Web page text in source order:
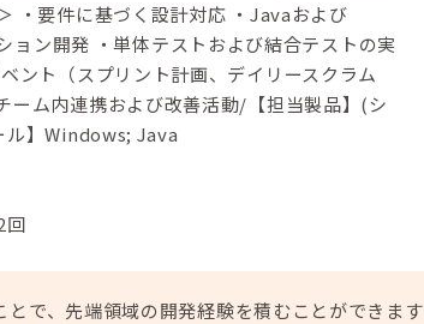
・要件に基づく設計対応 ・Javaおよび
ン開発 ・単体テストおよび結合テストの実
ント（スプリント計画、デイリースクラム
ーム内連携および改善活動/【担当製品】(シ
ル】Windows; Java
回
で、先端領域の開発経験を積むことができます